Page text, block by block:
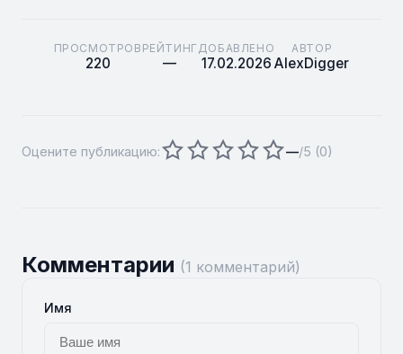
ПРОСМОТРОВ
220
РЕЙТИНГ
—
ДОБАВЛЕНО
17.02.2026
АВТОР
AlexDigger
Оцените публикацию: —/5 (0)
Комментарии (1 комментарий)
Имя